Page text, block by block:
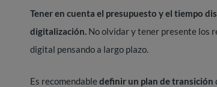
Tener en cuenta el presupuesto y el tiempo
digitalización. No olvidar y tener presente los
digital pensando a largo plazo.
Es recomendable definir un plan de transición